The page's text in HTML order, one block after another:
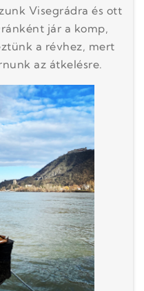
Visegrádra és ott
jár a komp,
a révhez, mert
az átkelésre.